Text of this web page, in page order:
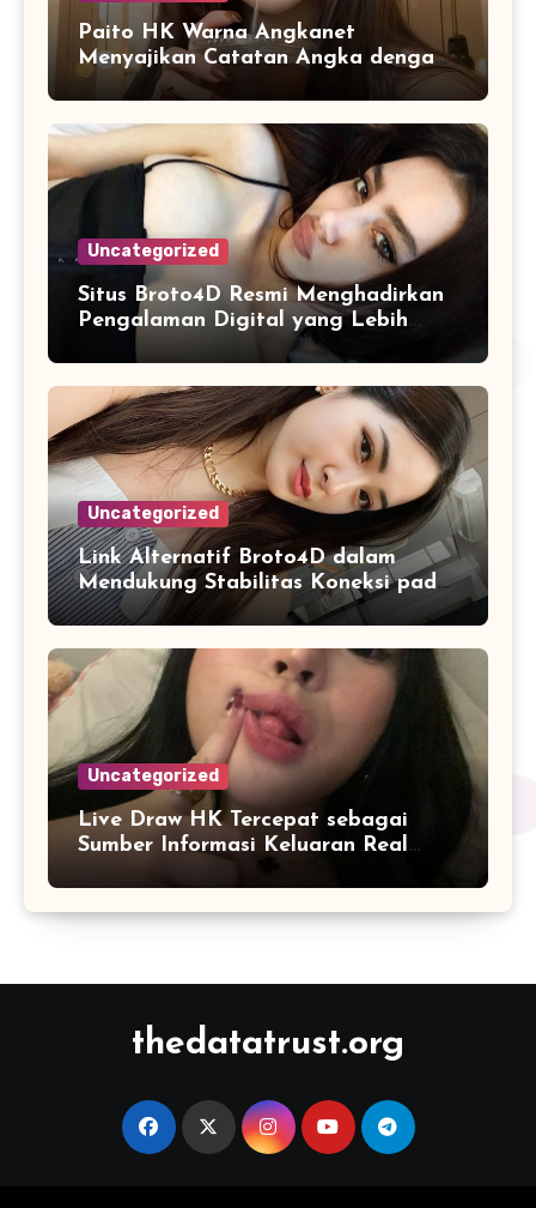
Paito HK Warna Angkanet
Menyajikan Catatan Angka dengan
Tampilan Digital yang Lebih
Lengkap
Uncategorized
Situs Broto4D Resmi Menghadirkan
Pengalaman Digital yang Lebih
Nyaman bagi Pengguna
Uncategorized
Link Alternatif Broto4D dalam
Mendukung Stabilitas Koneksi pada
Platform Berbasis Web
Uncategorized
Live Draw HK Tercepat sebagai
Sumber Informasi Keluaran Real
thedatatrust.org